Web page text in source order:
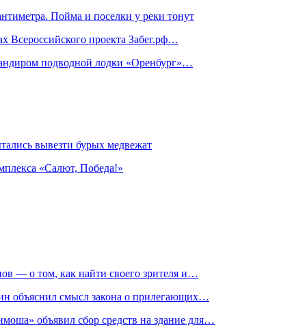
Пойма и поселки у реки тонут
Всероссийского проекта Забег.рф…
подводной лодки «Оренбург»…
вывезти бурых медвежат
«Салют, Победа!»
— о том, как найти своего зрителя и…
объяснил смысл закона о прилегающих…
объявил сбор средств на здание для…